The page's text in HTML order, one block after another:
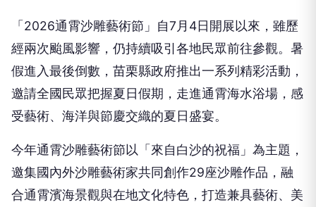
「2026通霄沙雕藝術節」自7月4日開展以來，雖歷
經兩次颱風影響，仍持續吸引各地民眾前往參觀。暑
假進入最後倒數，苗栗縣政府推出一系列精彩活動，
邀請全國民眾把握夏日假期，走進通霄海水浴場，感
受藝術、海洋與節慶交織的夏日盛宴。
今年通霄沙雕藝術節以「來自白沙的祝福」為主題，
邀集國內外沙雕藝術家共同創作29座沙雕作品，融
合通霄濱海景觀與在地文化特色，打造兼具藝術、美